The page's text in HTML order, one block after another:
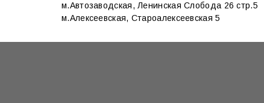
м.Автозаводская, Ленинская Слобода 26 стр.5
м.Алексеевская, Староалексеевская 5